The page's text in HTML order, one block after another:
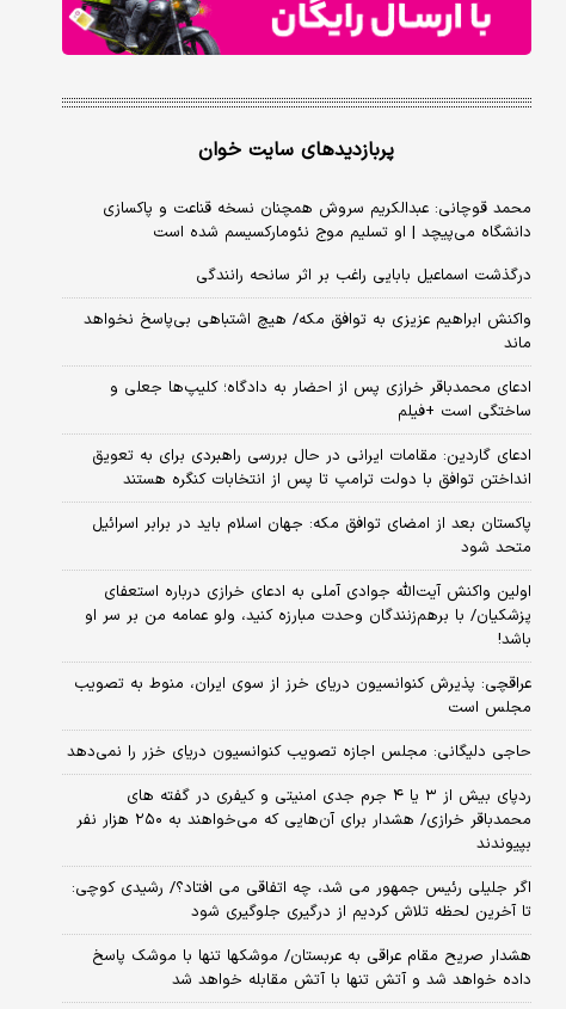
پربازدیدهای سایت خوان
محمد قوچانی: عبدالکریم سروش همچنان نسخه قناعت و پاکسازی
دانشگاه می‌پیچد | او تسلیم موج نئومارکسیسم شده است
درگذشت اسماعیل بابایی راغب بر اثر سانحه رانندگی
واکنش ابراهیم عزیزی به توافق مکه/ هیچ اشتباهی بی‌پاسخ نخواهد
ماند
ادعای محمدباقر خرازی پس از احضار به دادگاه؛ کلیپ‌ها جعلی و
ساختگی است +فیلم
ادعای گاردین: مقامات ایرانی در حال بررسی راهبردی برای به تعویق
انداختن توافق با دولت ترامپ تا پس از انتخابات کنگره هستند
پاکستان بعد از امضای توافق مکه: جهان اسلام باید در برابر اسرائیل
متحد شود
اولین واکنش آیت‌الله جوادی آملی به ادعای خرازی درباره استعفای
پزشکیان/ با برهم‌زنندگان وحدت مبارزه کنید، ولو عمامه من بر سر او
باشد!
عراقچی: پذیرش کنوانسیون دریای خرز از سوی ایران، منوط به تصویب
مجلس است
حاجی دلیگانی: مجلس اجازه تصویب کنوانسیون دریای خزر را نمی‌دهد
ردپای بیش از ۳ یا ۴ جرم جدی امنیتی و کیفری در گفته های
محمدباقر خرازی/ هشدار برای آن‌هایی که می‌خواهند به ۲۵۰ هزار نفر
بپیوندند
اگر جلیلی رئیس جمهور می شد، چه اتفاقی می افتاد؟/ رشیدی کوچی:
تا آخرین لحظه تلاش کردیم از درگیری جلوگیری شود
هشدار صریح مقام عراقی به عربستان/ موشکها تنها با موشک پاسخ
داده خواهد شد و آتش تنها با آتش مقابله خواهد شد